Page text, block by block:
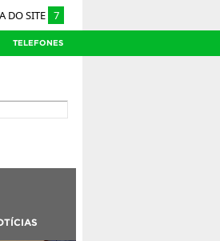
DO SITE 7
TELEFONES